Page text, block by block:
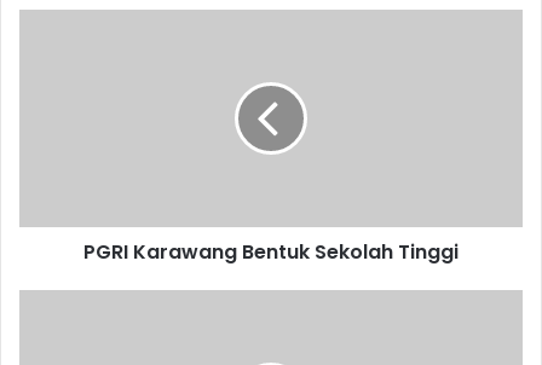
PGRI Karawang Bentuk Sekolah Tinggi